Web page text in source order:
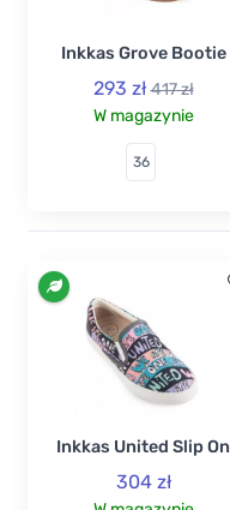
Inkkas Grove Bootie
293 zł 417 zł
W magazynie
36
Inkkas United Slip On
304 zł